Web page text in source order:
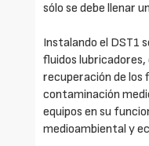
sólo se debe llenar
Instalando el DST1
fluidos
recuperación de los
contaminación
equipos en su
medioambiental y